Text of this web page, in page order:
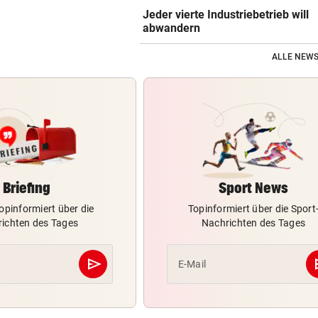
Jeder vierte Industriebetrieb will
abwandern
ALLE
Briefing
über die
des Tages
send
Abschicken
Sport News
Topinformiert über die
Nachrichten des Tages
E-Mail